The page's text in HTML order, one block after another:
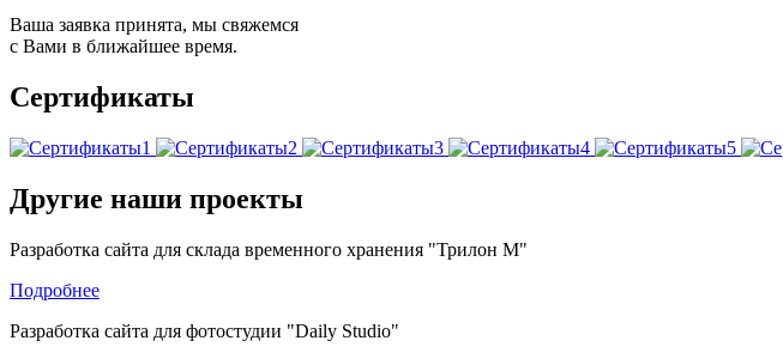
Ваша заявка принята, мы свяжемся
с Вами в ближайшее время.
Сертификаты
Другие наши проекты
Разработка сайта для склада временного хранения "Трилон М"
Подробнее
Разработка сайта для фотостудии "Daily Studio"